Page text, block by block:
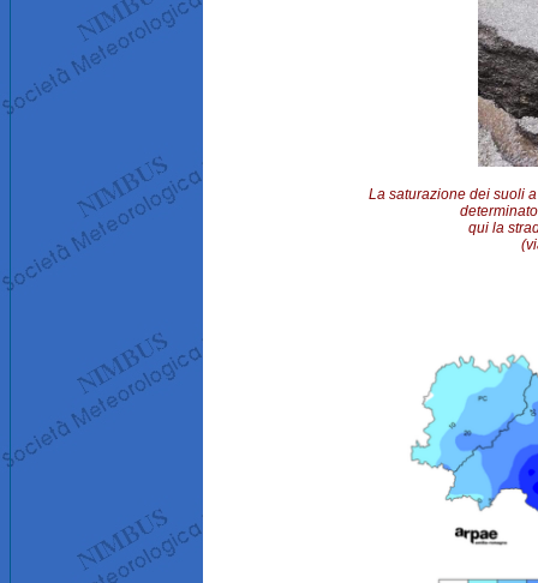
La saturazione dei suoli
qui la